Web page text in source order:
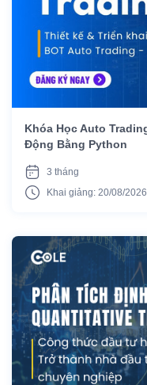
Khóa Học Auto
Động Bằng Python
3 tháng
Khai giảng: 20/08/2026